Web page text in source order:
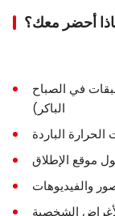
الطقس
المناسب.
الخدمة
أحضر معك؟
في الصباح
الباكر)
الباردة
موقع الإطلاق
والفيديوهات
الشخصية